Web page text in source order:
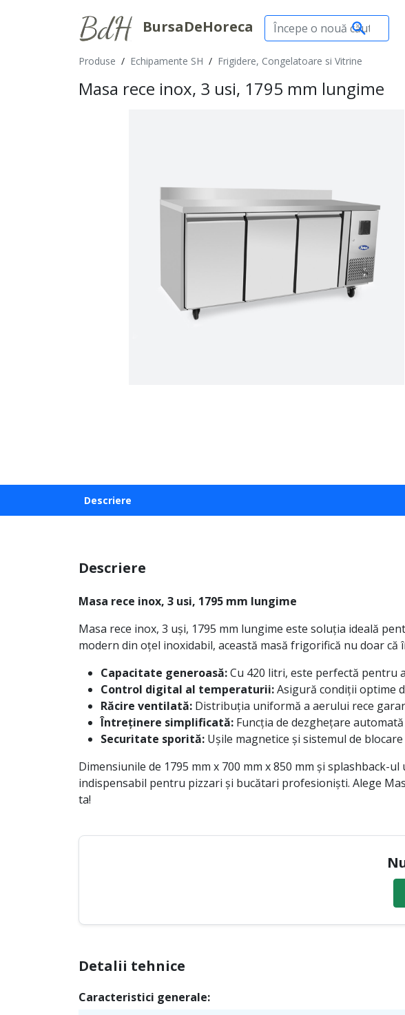
BursaDeHoreca
Produse / Echipamente SH / Frigidere, Congelatoare si Vitrine
Masa rece inox, 3 usi, 1795 mm lungime
Descriere
Descriere
Masa rece inox, 3 usi, 1795 mm lungime
Masa rece inox, 3 uși, 1795 mm lungime este soluția ideală
modern din oțel inoxidabil, această masă frigorifică nu doar
Capacitate generoasă:Cu 420 litri, este perfectă pentru
Control digital al temperaturii:Asigură condiții optime
Răcire ventilată: Distribuția uniformă a aerului rece
Întreținere simplificată: Funcția de dezghețare
Securitate sporită: Ușile magnetice și sistemul de
Dimensiunile de 1795 mm x 700 mm x 850 mm și
indispensabil pentru pizzari și bucătari profesioniști. Alege
ta!
Detalii tehnice
Caracteristici generale: